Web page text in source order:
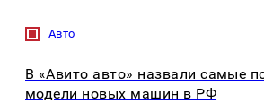
Авто
В «Авито авто» назвали самые
модели новых машин в РФ